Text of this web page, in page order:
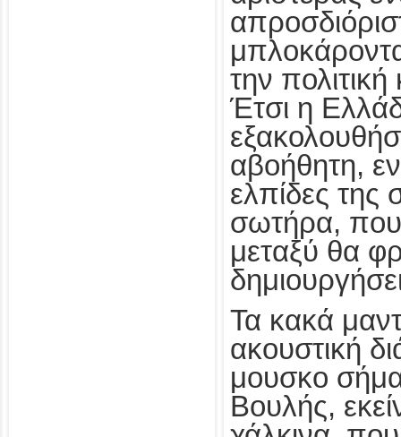
την πολιτική
Έτσι η
αβοήθητη,
ελπίδες της
σωτήρα,
μεταξύ θα
Τα κακά
ακουστική
μουσκο
Βουλής,